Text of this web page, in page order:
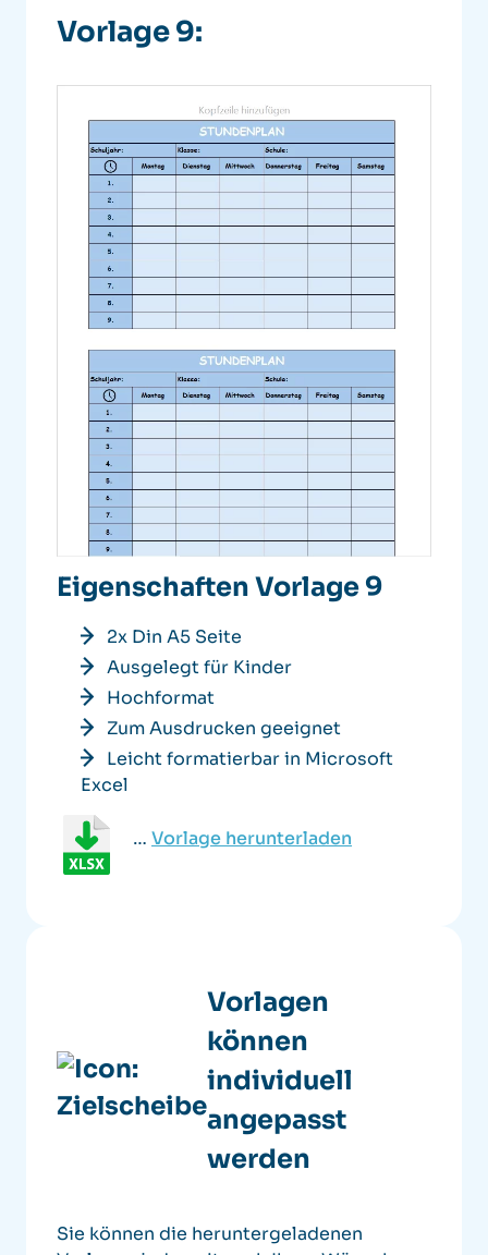
Vorlage 9:
Eigenschaften Vorlage 9
2x Din A5 Seite
Ausgelegt für Kinder
Hochformat
Zum Ausdrucken geeignet
Leicht formatierbar in Microsoft
Excel
… Vorlage herunterladen
Vorlagen
können
individuell
angepasst
werden
Sie können die heruntergeladenen